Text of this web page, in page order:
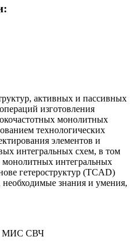
активных и пассивных
изготовления
монолитных
технологических
элементов и
интегральных схем, в том
монолитных интегральных
гетероструктур (TCAD)
знания и умения,
МИС СВЧ